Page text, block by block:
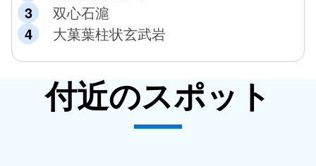
双心石滬
大菓葉柱状玄武岩
付近のスポット